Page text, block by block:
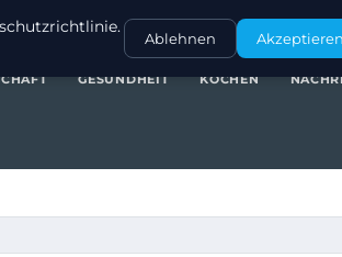
& IMMOBILIENFRAUEN / MODEGENERAL
GESUNDHEIT KOCHEN
Ablehnen Akzeptieren